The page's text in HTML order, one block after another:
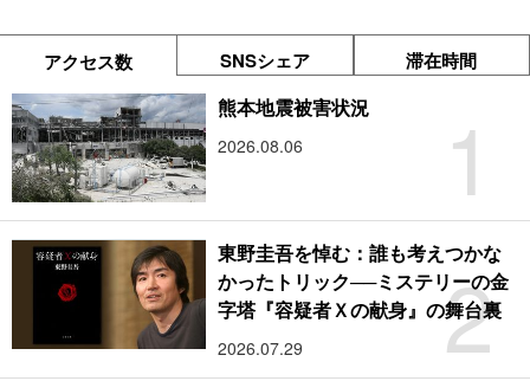
アクセス数 SNSシェア 滞在時間
1
熊本地震被害状況
2026.08.06
2
東野圭吾を悼む：誰も考えつかな
かったトリック──ミステリーの金
字塔『容疑者Ｘの献身』の舞台裏
2026.07.29